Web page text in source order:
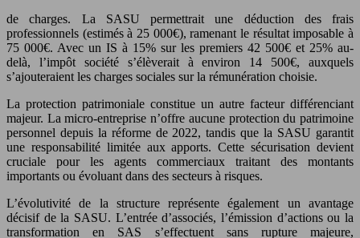
de charges. La SASU permettrait une déduction des frais
professionnels (estimés à 25 000€), ramenant le résultat imposable à
75 000€. Avec un IS à 15% sur les premiers 42 500€ et 25% au-
delà, l’impôt société s’élèverait à environ 14 500€, auxquels
s’ajouteraient les charges sociales sur la rémunération choisie.
La protection patrimoniale constitue un autre facteur différenciant
majeur. La micro-entreprise n’offre aucune protection du patrimoine
personnel depuis la réforme de 2022, tandis que la SASU garantit
une responsabilité limitée aux apports. Cette sécurisation devient
cruciale pour les agents commerciaux traitant des montants
importants ou évoluant dans des secteurs à risques.
L’évolutivité de la structure représente également un avantage
décisif de la SASU. L’entrée d’associés, l’émission d’actions ou la
transformation en SAS s’effectuent sans rupture majeure,